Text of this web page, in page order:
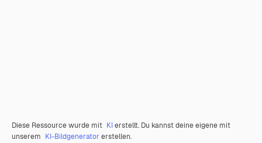
Diese Ressource wurde mit KIerstellt. Du kannst deine eigene mit
unserem KI-Bildgenerator erstellen.